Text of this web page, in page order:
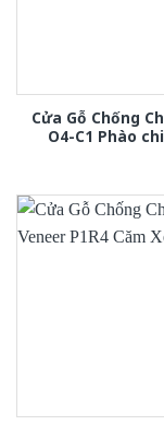
Cửa Gỗ Chống
O4-C1 Phào